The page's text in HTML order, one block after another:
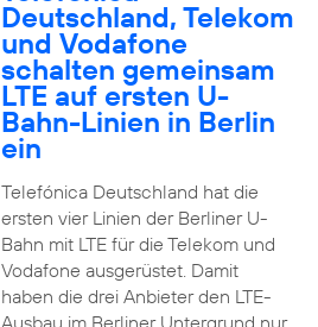
Deutschland, Telekom
und Vodafone
schalten gemeinsam
LTE auf ersten U-
Bahn-Linien in Berlin
ein
Telefónica Deutschland hat die
ersten vier Linien der Berliner U-
Bahn mit LTE für die Telekom und
Vodafone ausgerüstet. Damit
haben die drei Anbieter den LTE-
Ausbau im Berliner Untergrund nur